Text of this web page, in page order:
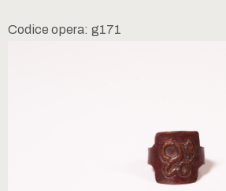
Codice opera: g171